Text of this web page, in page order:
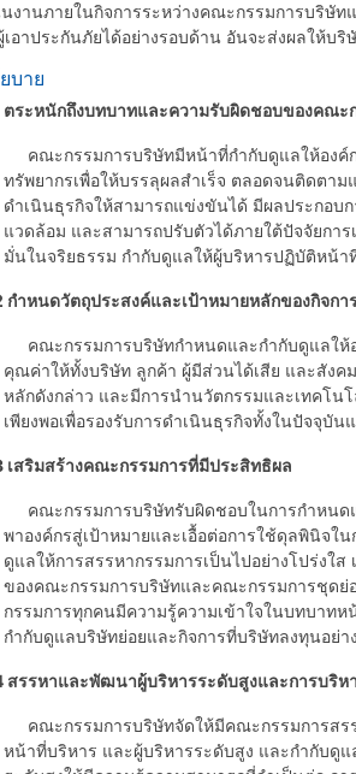
งานภายในกิจการระหว่างคณะกรรมการบริษัท
อาประกันภัยได้อย่างรอบด้าน อันจะส่งผลให้บ
บาย
ตระหนักถึงบทบาทและความรับผิดชอบของคณะ
คณะกรรมการบริษัทมีหน้าที่กำกับดูแลให้องค์ก
ทรัพยากรเพื่อให้บรรลุผลสำเร็จ ตลอดจนติดตา
ดำเนินธุรกิจให้สามารถแข่งขันได้ มีผลประกอบ
แวดล้อม และสามารถปรับตัวได้ภายใต้ปัจจัยก
มั่นในจริยธรรม กำกับดูแลให้ผู้บริหารปฏิบัติหน้
กำหนดวัตถุประสงค์และเป้าหมายหลักของกิจกา
คณะกรรมการบริษัทกำหนดและกำกับดูแลให้อ
คุณค่าให้ทั้งบริษัท ลูกค้า ผู้มีส่วนได้เสีย และสังค
หลักดังกล่าว และมีการนำนวัตกรรมและเทคโน
เพียงพอเพื่อรองรับการดำเนินธุรกิจทั้งในปัจจุบัน
เสริมสร้างคณะกรรมการที่มีประสิทธิผล
คณะกรรมการบริษัทรับผิดชอบในการกำหนด
พาองค์กรสู่เป้าหมายและเอื้อต่อการใช้ดุลพินิจใ
ดูแลให้การสรรหากรรมการเป็นไปอย่างโปร่ง
ของคณะกรรมการบริษัทและคณะกรรมการชุดย่
กรรมการทุกคนมีความรู้ความเข้าใจในบทบาท
กำกับดูแลบริษัทย่อยและกิจการที่บริษัทลงทุนอย่า
สรรหาและพัฒนาผู้บริหารระดับสูงและการบริห
คณะกรรมการบริษัทจัดให้มีคณะกรรมการสร
หน้าที่บริหาร และผู้บริหารระดับสูง และกำกับดู